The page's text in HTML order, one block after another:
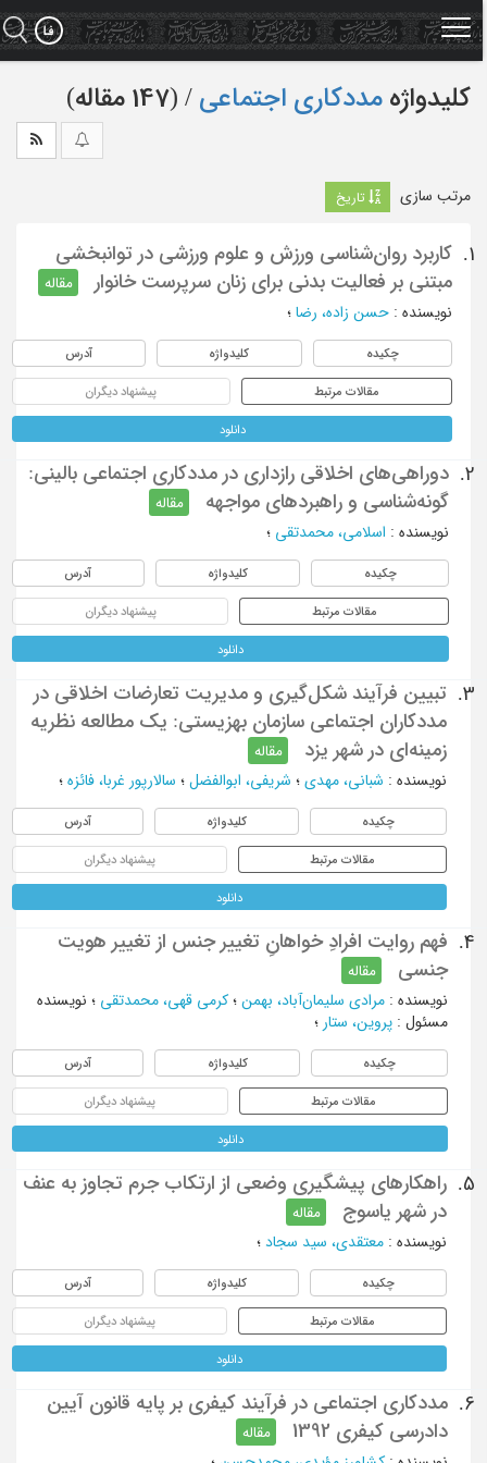
کلیدواژه مددکاری اجتماعی ‏/ (147 مقاله)
مرتب سازی تاریخ
1.
کاربرد روان‌شناسی ورزش و علوم ورزشی در توانبخشی
مبتنی بر فعالیت بدنی برای زنان سرپرست خانوار
مقاله
نویسنده: حسن زاده، رضا؛
چکیده کلیدواژه آدرس
مقالات مرتبط پیشنهاد دیگران
دانلود
2.
دوراهی‌های اخلاقی رازداری در مددکاری اجتماعی بالینی:
گونه‌شناسی و راهبردهای مواجهه
مقاله
نویسنده: اسلامی، محمدتقی ؛
چکیده کلیدواژه آدرس
مقالات مرتبط پیشنهاد دیگران
دانلود
3.
تبیین فرآیند شکل‌گیری و مدیریت تعارضات اخلاقی در
مددکاران اجتماعی سازمان بهزیستی: یک مطالعه نظریه
زمینه‌ای در شهر یزد
مقاله
نویسنده: شبانی، مهدی؛ شریفی، ابوالفضل ؛ سالارپور غربا، فائزه؛
چکیده کلیدواژه آدرس
مقالات مرتبط پیشنهاد دیگران
دانلود
4.
فهم روایت افرادِ خواهانِ تغییر جنس از تغییر هویت
جنسی
مقاله
نویسنده: مرادی سلیمان‌آباد، بهمن؛ کرمی قهی، محمدتقی ؛ نویسنده
مسئول : پروین، ستار؛
چکیده کلیدواژه آدرس
مقالات مرتبط پیشنهاد دیگران
دانلود
5.
راهکارهای پیشگیری وضعی از ارتکاب جرم تجاوز به عنف
در شهر یاسوج
مقاله
نویسنده: معتقدی، سید سجاد؛
چکیده کلیدواژه آدرس
مقالات مرتبط پیشنهاد دیگران
دانلود
6.
مددکاری اجتماعی در فرآیند کیفری بر پایه قانون آیین
دادرسی کیفری 1392
مقاله